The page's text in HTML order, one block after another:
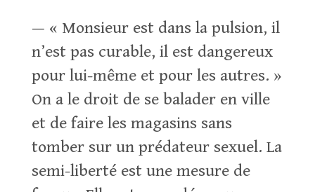
— « Monsieur est dans la pulsion, il
n’est pas curable, il est dangereux
pour lui-même et pour les autres. »
On a le droit de se balader en ville
et de faire les magasins sans
tomber sur un prédateur sexuel. La
semi-liberté est une mesure de